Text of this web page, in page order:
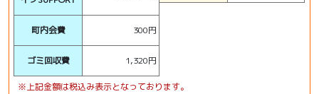
町内会費 300円
ゴミ回収費 1,320円
※上記金額は税込み表示となっております。